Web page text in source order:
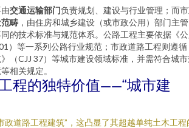
交通运输部门负责规划、建设与行业管理；而
畴 ，由住房和城乡建设（或市政公用）部门主
同的技术标准与规范体系。公路工程主要依据《
）等一系列公路行业规范；市政道路工程则遵循
（CJJ 37）等城市建设领域标准，并需符合城
相关规定。
程的独特价值——“城市建
政道路工程建筑”，这凸显了其超越单纯土木工程